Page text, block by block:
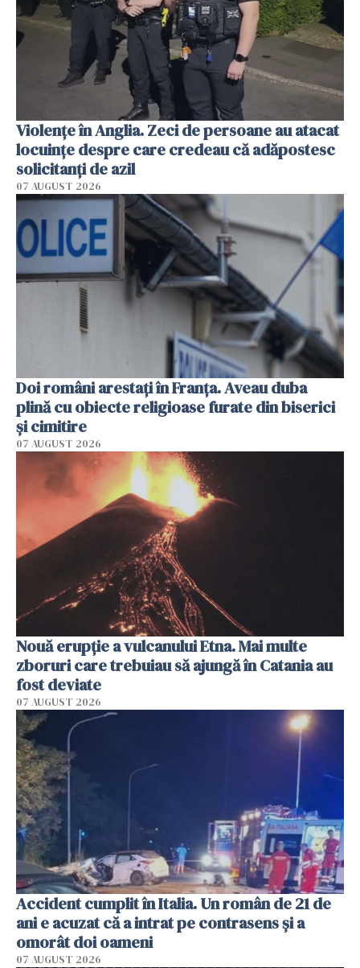
Violenţe în Anglia. Zeci de persoane au atacat
locuinţe despre care credeau că adăpostesc
solicitanţi de azil
07 AUGUST 2026
Doi români arestați în Franța. Aveau duba
plină cu obiecte religioase furate din biserici
și cimitire
07 AUGUST 2026
Nouă erupție a vulcanului Etna. Mai multe
zboruri care trebuiau să ajungă în Catania au
fost deviate
07 AUGUST 2026
Accident cumplit în Italia. Un român de 21 de
ani e acuzat că a intrat pe contrasens și a
omorât doi oameni
07 AUGUST 2026